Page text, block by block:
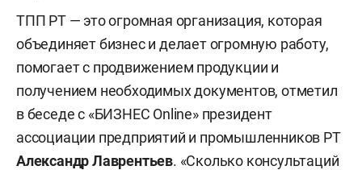
ТПП РТ — это огромная организация, которая
объединяет бизнес и делает огромную работу,
помогает с продвижением продукции и
получением необходимых документов, отметил
в беседе с «БИЗНЕС Online» президент
ассоциации предприятий и промышленников РТ
Александр Лаврентьев. «Сколько консультаций